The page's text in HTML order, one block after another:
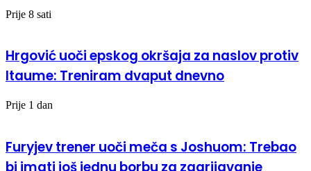
Prije 8 sati
Hrgović uoči epskog okršaja za naslov protiv
Itaume: Treniram dvaput dnevno
Prije 1 dan
Furyjev trener uoči meča s Joshuom: Trebao
bi imati još jednu borbu za zagrijavanje